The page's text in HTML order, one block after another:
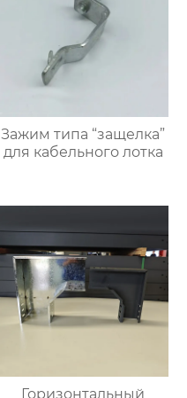
Зажим типа “защелка”
для кабельного лотка
Горизонтальный